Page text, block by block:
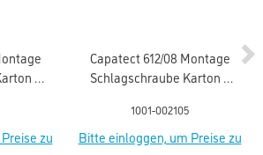
=
zu
Capatect 612/08 Montage
Schlagschraube Karton =
1001-002105
Bitte einloggen, um Preise zu